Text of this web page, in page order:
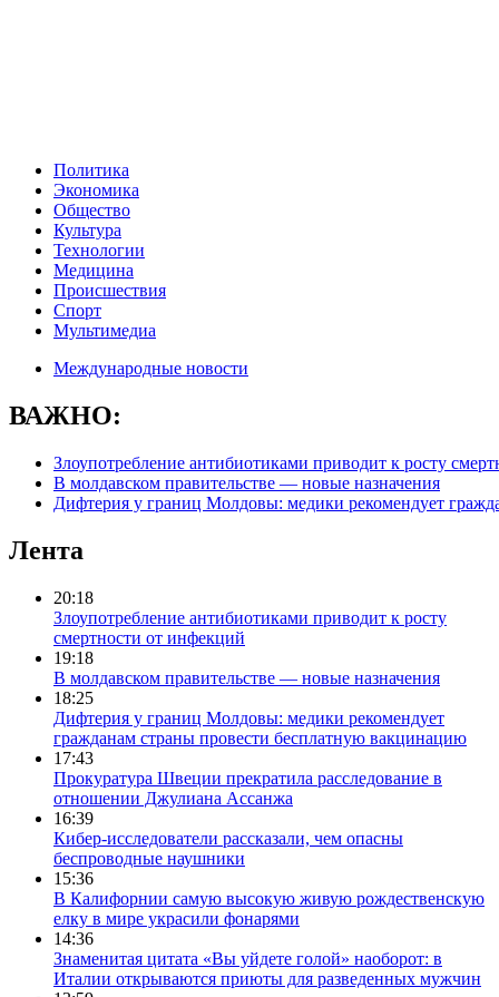
Политика
Экономика
Общество
Культура
Технологии
Медицина
Происшествия
Спорт
Мультимедиа
Международные новости
ВАЖНО:
Злоупотребление антибиотиками приводит к росту
В молдавском правительстве — новые назначения
Дифтерия у границ Молдовы: медики рекомендует
Лента
20:18
Злоупотребление антибиотиками приводит к росту
смертности от инфекций
19:18
В молдавском правительстве — новые назначения
18:25
Дифтерия у границ Молдовы: медики рекомендует
гражданам страны провести бесплатную вакцинацию
17:43
Прокуратура Швеции прекратила расследование в
отношении Джулиана Ассанжа
16:39
Кибер-исследователи рассказали, чем опасны
беспроводные наушники
15:36
В Калифорнии самую высокую живую рождественскую
елку в мире украсили фонарями
14:36
Знаменитая цитата «Вы уйдете голой» наоборот: в
Италии открываются приюты для разведенных мужчин